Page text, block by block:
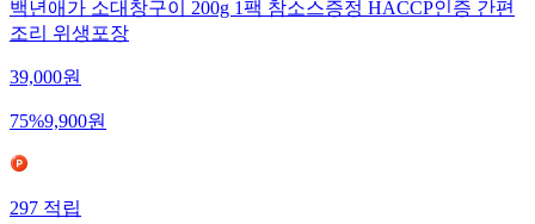
백년애가 소대창구이 200g 1팩 참소스증정 HACCP인증 간편
조리 위생포장
39,000원
75%9,900원
297적립